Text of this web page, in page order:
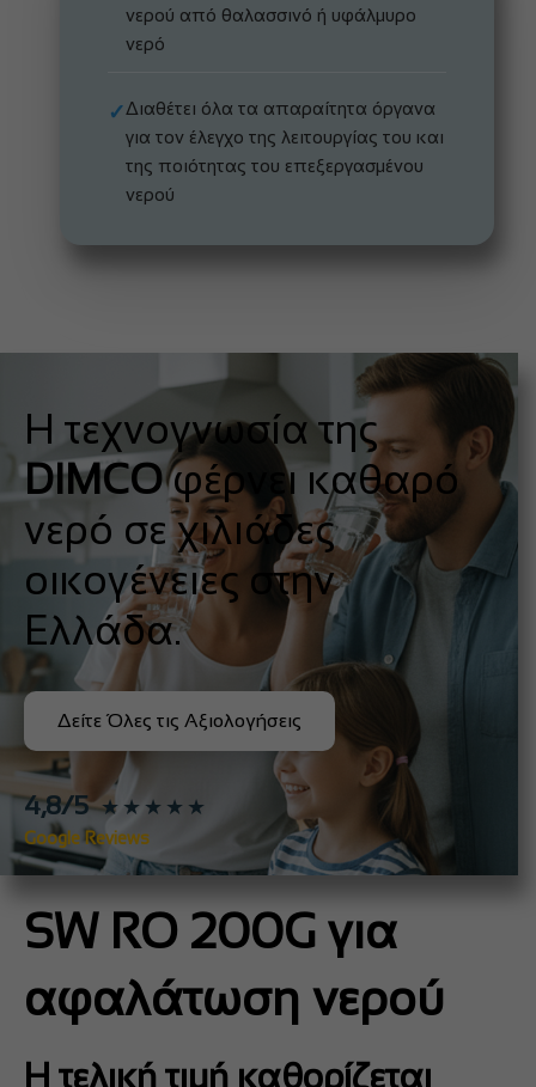
νερού από θαλασσινό ή υφάλμυρο
νερό
✓Διαθέτει όλα τα απαραίτητα όργανα
για τον έλεγχο της λειτουργίας του και
της ποιότητας του επεξεργασμένου
νερού
Η τεχνογνωσία της
DIMCOφέρνει καθαρό
νερό σε χιλιάδες
οικογένειες στην
Ελλάδα.
Δείτε Όλες τις Αξιολογήσεις
4,8/5 ★★★★★
Google Reviews
SW RO 200G για
αφαλάτωση νερού
Η τελική τιμή καθορίζεται